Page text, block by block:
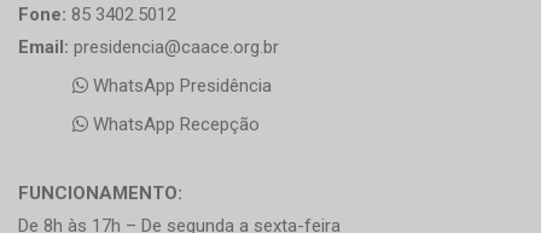
Fone: 85 3402.5012
Email: presidencia@caace.org.br
WhatsApp Presidência
WhatsApp Recepção
FUNCIONAMENTO:
De 8h às 17h – De segunda a sexta-feira